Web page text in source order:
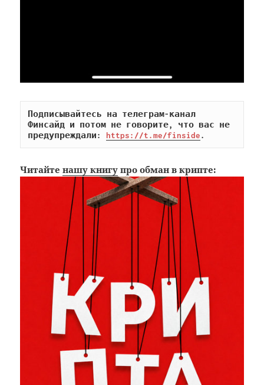
Подписывайтесь на телеграм-канал
Финсайд и потом не говорите, что вас не
предупреждали: https://t.me/finside.
Читайтенашу книгу про обман в крипте: